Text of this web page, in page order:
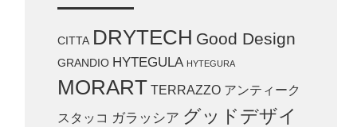
CITTA DRYTECH Good Design
GRANDIO HYTEGULA HYTEGURA
MORART TERRAZZO アンティーク
スタッコ ガラッシア グッドデザイ